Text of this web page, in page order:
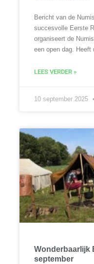
Bericht van de
succesvolle Eerste
organiseert de
een open dag. Heeft
LEES VERDER »
10 september 2025
Wonderbaarlijk
september